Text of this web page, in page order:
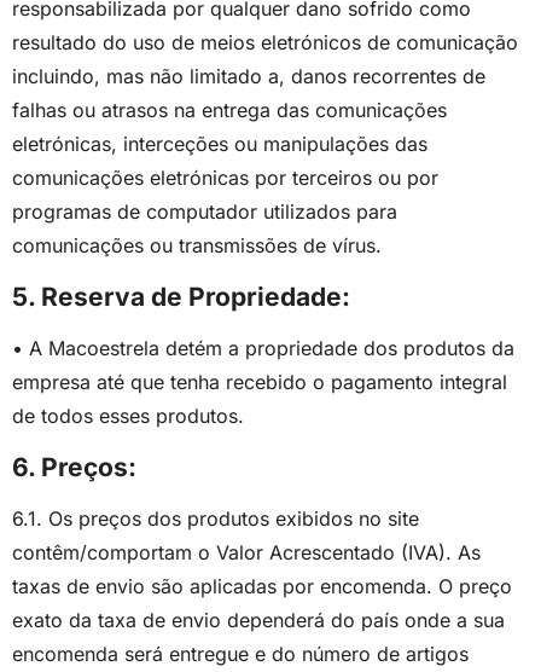
responsabilizada por qualquer dano sofrido como
resultado do uso de meios eletrónicos de comunicação
incluindo, mas não limitado a, danos recorrentes de
falhas ou atrasos na entrega das comunicações
eletrónicas, interceções ou manipulações das
comunicações eletrónicas por terceiros ou por
programas de computador utilizados para
comunicações ou transmissões de vírus.
5. Reserva de Propriedade:
• A Macoestrela detém a propriedade dos produtos da
empresa até que tenha recebido o pagamento integral
de todos esses produtos.
6. Preços:
6.1. Os preços dos produtos exibidos no site
contêm/comportam o Valor Acrescentado (IVA). As
taxas de envio são aplicadas por encomenda. O preço
exato da taxa de envio dependerá do país onde a sua
encomenda será entregue e do número de artigos